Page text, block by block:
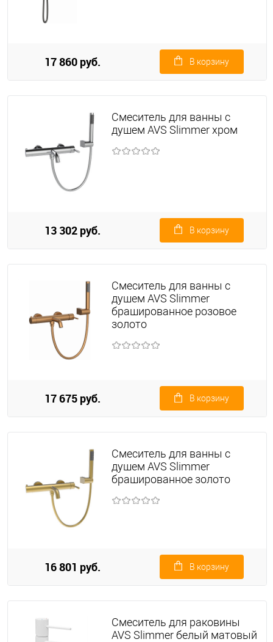
17 860 руб. В корзину
Смеситель для ванны с
душем AVS Slimmer хром
13 302 руб. В корзину
Смеситель для ванны с
душем AVS Slimmer
брашированное розовое
золото
17 675 руб. В корзину
Смеситель для ванны с
душем AVS Slimmer
брашированное золото
16 801 руб. В корзину
Смеситель для раковины
AVS Slimmer белый матовый